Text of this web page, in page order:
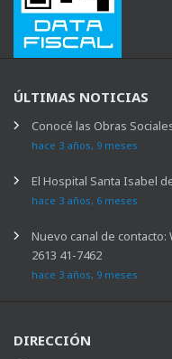
ÚLTIMAS NOTICIAS
Conocé las Obras
hace 3 años, 9 meses
El Hospital Santa Isabel
hace 3 años, 6 meses
Nuevo canal de
2613 41-7462
hace 3 años, 9 meses
DIRECCIÓN